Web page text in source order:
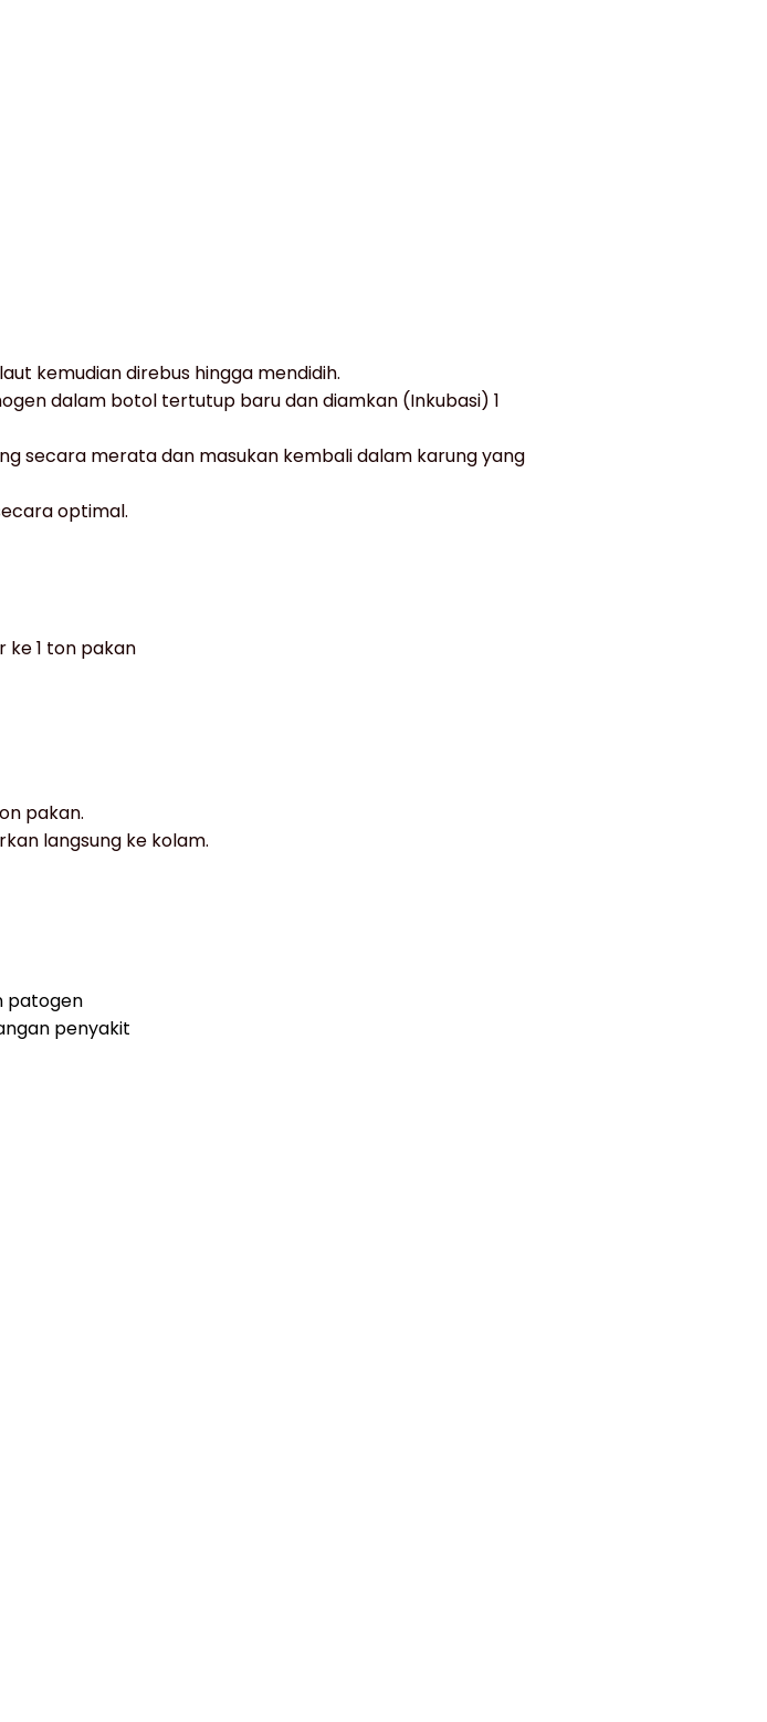
kemudian direbus hingga mendidih.
dalam botol tertutup baru dan diamkan (Inkubasi) 1
secara merata dan masukan kembali dalam karung yang
optimal.
ke 1 ton pakan
pakan.
langsung ke kolam.
patogen
penyakit